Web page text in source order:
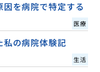
を病院で特定する
医療
私の病院体験記
生活